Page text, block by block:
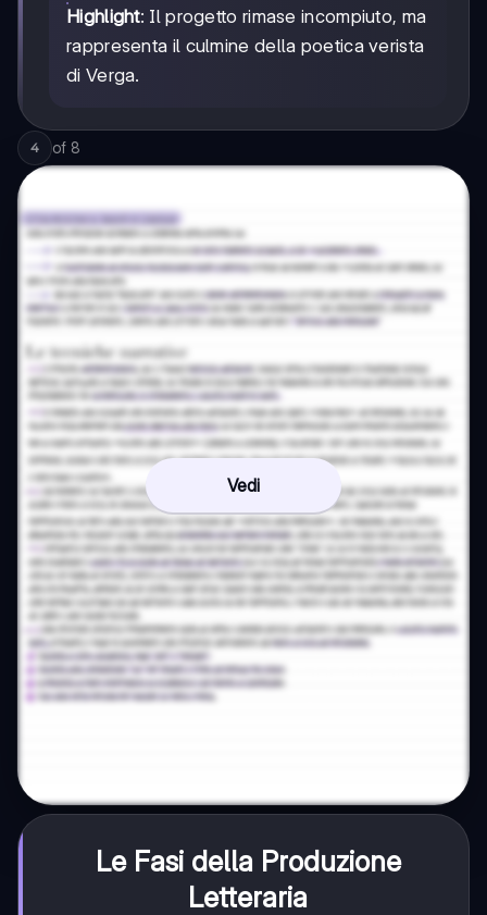
Highlight: Il progetto rimase incompiuto, ma
rappresenta il culmine della poetica verista
di Verga.
4 of 8
Vedi
Le Fasi della Produzione
Letteraria